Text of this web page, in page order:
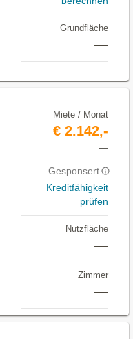
Grundfläche
—
Miete / Monat
€ 2.142,-
—
Gesponsert
Kreditfähigkeit
prüfen
Nutzfläche
—
Zimmer
—